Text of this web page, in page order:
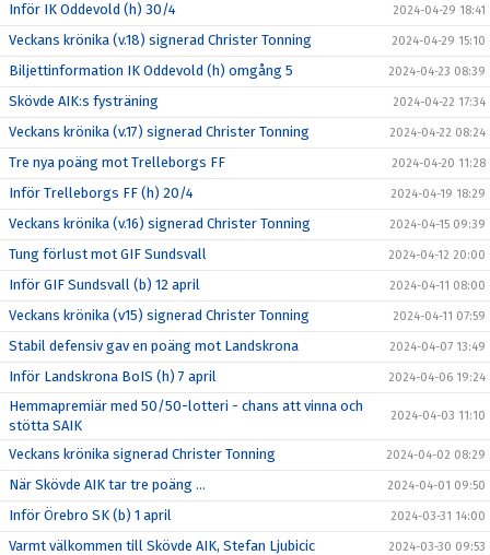
Inför IK Oddevold (h) 30/4 2024-04-29 18:41
Veckans krönika (v.18) signerad Christer Tonning 2024-04-29 15:10
Biljettinformation IK Oddevold (h) omgång 5 2024-04-23 08:39
Skövde AIK:s fysträning 2024-04-22 17:34
Veckans krönika (v.17) signerad Christer Tonning 2024-04-22 08:24
Tre nya poäng mot Trelleborgs FF 2024-04-20 11:28
Inför Trelleborgs FF (h) 20/4 2024-04-19 18:29
Veckans krönika (v.16) signerad Christer Tonning 2024-04-15 09:39
Tung förlust mot GIF Sundsvall 2024-04-12 20:00
Inför GIF Sundsvall (b) 12 april 2024-04-11 08:00
Veckans krönika (v15) signerad Christer Tonning 2024-04-11 07:59
Stabil defensiv gav en poäng mot Landskrona 2024-04-07 13:49
Inför Landskrona BoIS (h) 7 april 2024-04-06 19:24
Hemmapremiär med 50/50-lotteri - chans att vinna och
stötta SAIK
2024-04-03 11:10
Veckans krönika signerad Christer Tonning 2024-04-02 08:29
När Skövde AIK tar tre poäng ... 2024-04-01 09:50
Inför Örebro SK (b) 1 april 2024-03-31 14:00
Varmt välkommen till Skövde AIK, Stefan Ljubicic 2024-03-30 09:53